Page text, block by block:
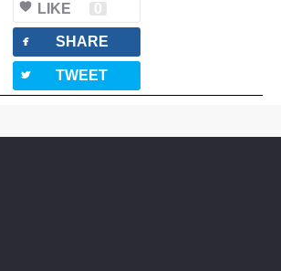
LIKE 0
facebook SHARE
twitterbird TWEET